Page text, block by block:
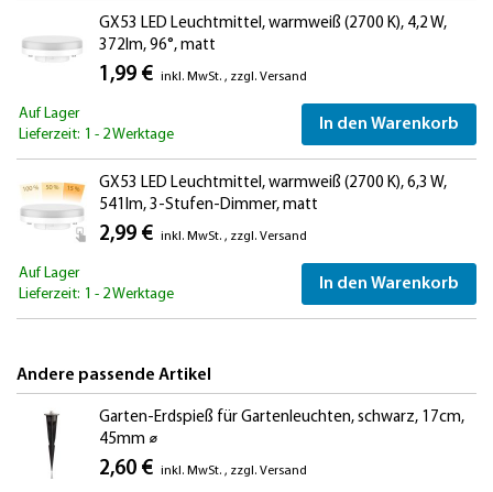
GX53 LED Leuchtmittel, warmweiß (2700 K), 4,2 W,
372lm, 96°, matt
1,99 € inkl. MwSt. , zzgl. Versand
Auf Lager
Lieferzeit: 1 - 2 Werktage
In den Warenkorb
GX53 LED Leuchtmittel, warmweiß (2700 K), 6,3 W,
541lm, 3-Stufen-Dimmer, matt
2,99 € inkl. MwSt. , zzgl. Versand
Auf Lager
Lieferzeit: 1 - 2 Werktage
In den Warenkorb
Andere passende Artikel
Garten-Erdspieß für Gartenleuchten, schwarz, 17cm,
45mm ⌀
2,60 € inkl. MwSt. , zzgl. Versand